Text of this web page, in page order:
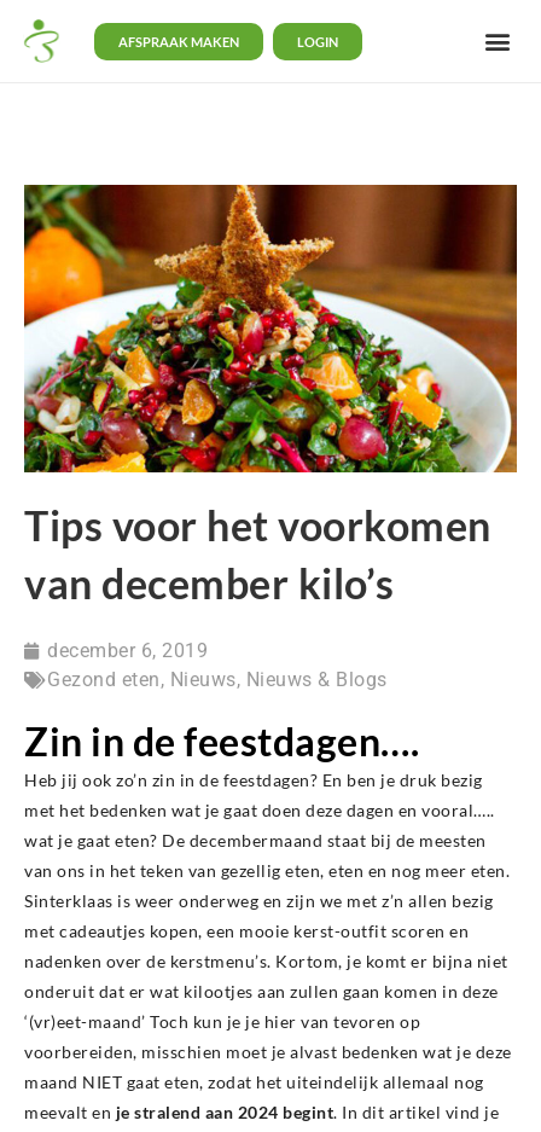
AFSPRAAK MAKEN LOGIN
Tips voor het voorkomen
van december kilo’s
december 6, 2019
Gezond eten, Nieuws, Nieuws & Blogs
Zin in de feestdagen….
Heb jij ook zo’n zin in de feestdagen? En ben je druk bezig
met het bedenken wat je gaat doen deze dagen en vooral…..
wat je gaat eten? De decembermaand staat bij de meesten
van ons in het teken van gezellig eten, eten en nog meer eten.
Sinterklaas is weer onderweg en zijn we met z’n allen bezig
met cadeautjes kopen, een mooie kerst-outfit scoren en
nadenken over de kerstmenu’s. Kortom, je komt er bijna niet
onderuit dat er wat kilootjes aan zullen gaan komen in deze
‘(vr)eet-maand’ Toch kun je je hier van tevoren op
voorbereiden, misschien moet je alvast bedenken wat je deze
maand NIET gaat eten, zodat het uiteindelijk allemaal nog
meevalt en je stralend aan 2024 begint. In dit artikel vind je